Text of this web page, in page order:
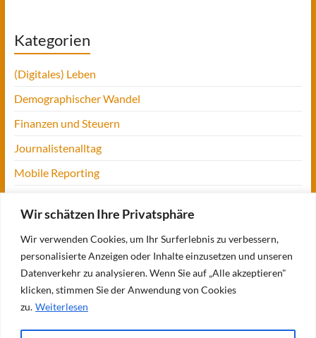
Wir schätzen Ihre Privatsphäre
Wir verwenden Cookies, um Ihr Surferlebnis zu verbessern,
personalisierte Anzeigen oder Inhalte einzusetzen und unseren
Datenverkehr zu analysieren. Wenn Sie auf „Alle akzeptieren"
klicken, stimmen Sie der Anwendung von Cookies
zu. Weiterlesen
Kategorien
(Digitales) Leben
Demographischer Wandel
Finanzen und Steuern
Journalistenalltag
Mobile Reporting
Tansania
UofM
Verbraucherjournalismus
Workshops, Konferenzen & Messen